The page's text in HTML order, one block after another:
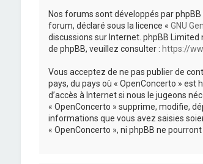
Nos forums sont développés par phpBB
forum, déclaré sous la licence « GNU
discussions sur Internet. phpBB
de phpBB, veuillez consulter : https://
Vous acceptez de ne pas publier de
pays, du pays où « OpenConcerto »
d’accès à Internet si nous le jugeons
« OpenConcerto » supprime, modifie,
informations que vous avez saisies
« OpenConcerto », ni phpBB ne